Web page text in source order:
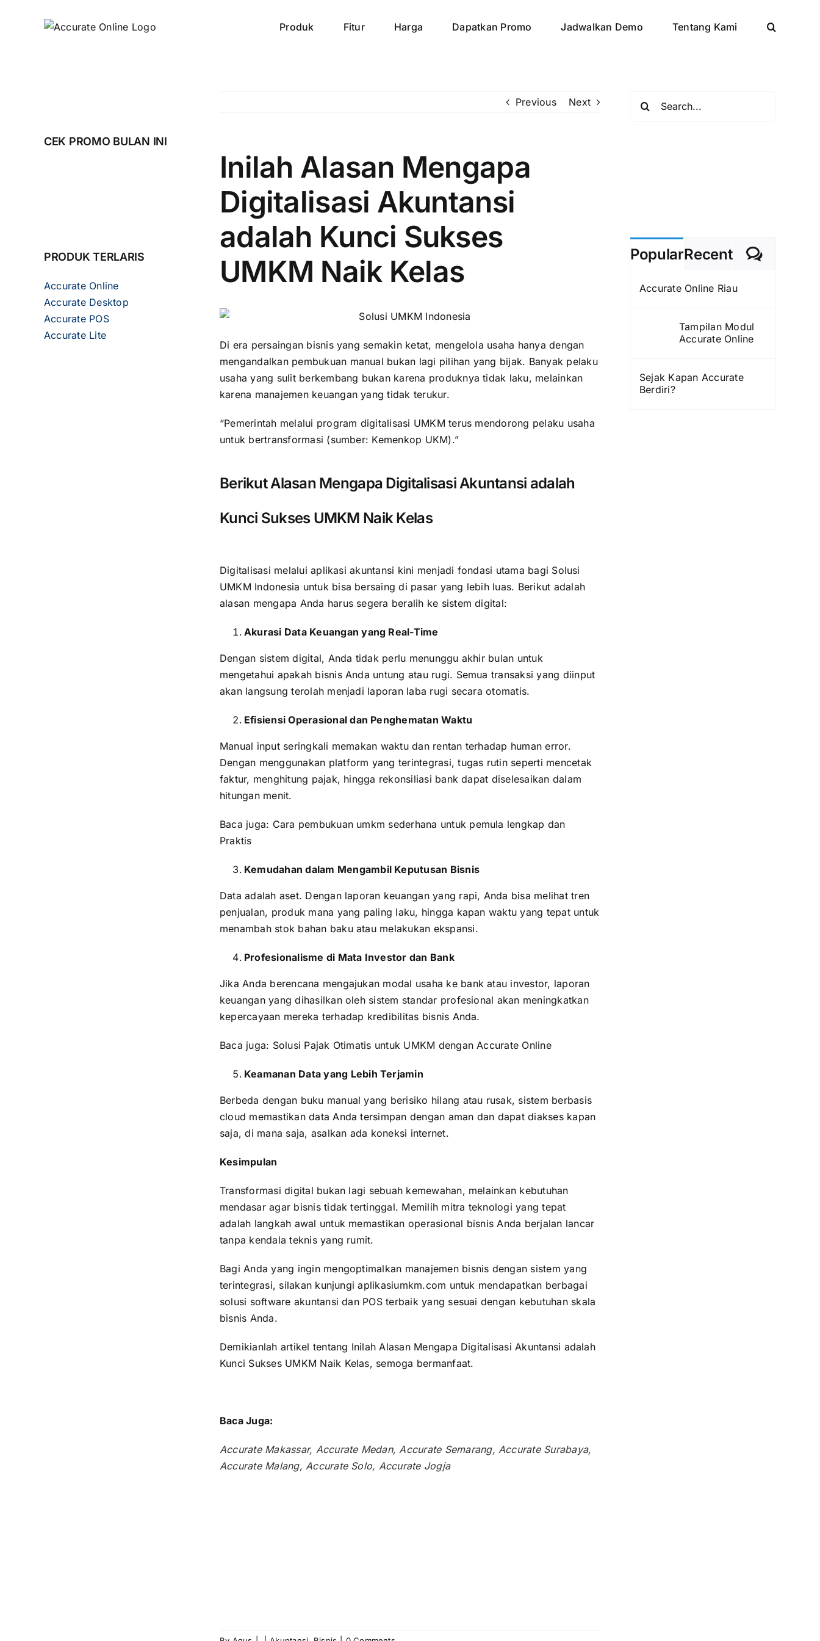
Produk Fitur Harga Dapatkan Promo Jadwalkan Demo Tentang Kami
Previous Next
Inilah Alasan Mengapa
Digitalisasi Akuntansi
adalah Kunci Sukses
UMKM Naik Kelas
Di era persaingan bisnis yang semakin ketat, mengelola usaha hanya dengan
mengandalkan pembukuan manual bukan lagi pilihan yang bijak. Banyak pelaku
usaha yang sulit berkembang bukan karena produknya tidak laku, melainkan
karena manajemen keuangan yang tidak terukur.
“Pemerintah melalui program digitalisasi UMKM terus mendorong pelaku usaha
untuk bertransformasi (sumber: Kemenkop UKM).”
Berikut Alasan Mengapa Digitalisasi Akuntansi adalah
Kunci Sukses UMKM Naik Kelas
Digitalisasi melalui aplikasi akuntansi kini menjadi fondasi utama bagi Solusi
UMKM Indonesia untuk bisa bersaing di pasar yang lebih luas. Berikut adalah
alasan mengapa Anda harus segera beralih ke sistem digital:
Akurasi Data Keuangan yang Real-Time
Dengan sistem digital, Anda tidak perlu menunggu akhir bulan untuk
mengetahui apakah bisnis Anda untung atau rugi. Semua transaksi yang diinput
akan langsung terolah menjadi laporan laba rugi secara otomatis.
Efisiensi Operasional dan Penghematan Waktu
Manual input seringkali memakan waktu dan rentan terhadap human error.
Dengan menggunakan platform yang terintegrasi, tugas rutin seperti mencetak
faktur, menghitung pajak, hingga rekonsiliasi bank dapat diselesaikan dalam
hitungan menit.
Baca juga: Cara pembukuan umkm sederhana untuk pemula lengkap dan
Praktis
Kemudahan dalam Mengambil Keputusan Bisnis
Data adalah aset. Dengan laporan keuangan yang rapi, Anda bisa melihat tren
penjualan, produk mana yang paling laku, hingga kapan waktu yang tepat untuk
menambah stok bahan bakuatau melakukan ekspansi.
Profesionalisme di Mata Investor dan Bank
Jika Anda berencana mengajukan modal usaha ke bank atau investor, laporan
keuangan yang dihasilkan oleh sistem standar profesional akan meningkatkan
kepercayaan mereka terhadap kredibilitas bisnis Anda.
Baca juga: Solusi Pajak Otimatis untuk UMKM dengan Accurate Online
Keamanan Data yang Lebih Terjamin
Berbeda dengan buku manual yang berisiko hilang atau rusak, sistem berbasis
cloud memastikan data Anda tersimpan dengan aman dan dapat diakses kapan
saja, di mana saja, asalkan ada koneksi internet.
Kesimpulan
Transformasi digital bukan lagi sebuah kemewahan, melainkan kebutuhan
mendasar agar bisnis tidak tertinggal. Memilih mitra teknologi yang tepat
adalah langkah awal untuk memastikan operasional bisnis Anda berjalan lancar
tanpa kendala teknis yang rumit.
Bagi Anda yang ingin mengoptimalkan manajemen bisnis dengan sistem yang
terintegrasi, silakan kunjungiaplikasiumkm.com untuk mendapatkan berbagai
solusi software akuntansi dan POS terbaik yang sesuai dengan kebutuhan skala
bisnis Anda.
Demikianlah artikel tentang Inilah Alasan Mengapa Digitalisasi Akuntansi adalah
Kunci Sukses UMKM Naik Kelas, semoga bermanfaat.
Baca Juga:
Accurate Makassar, Accurate Medan, Accurate Semarang, Accurate Surabaya,
Accurate Malang, Accurate Solo, Accurate Jogja
CEK PROMO BULAN INI
PRODUK TERLARIS
Accurate Online
Accurate Desktop
Accurate POS
Accurate Lite
PopularRecent
Accurate Online Riau
Tampilan Modul
Accurate Online
Sejak Kapan Accurate
Berdiri?